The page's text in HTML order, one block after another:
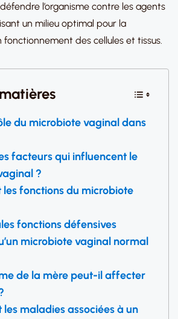
l’organisme contre les agents
un milieu optimal pour la
fonctionnement des cellules et tissus.
du microbiote vaginal dans
facteurs qui influencent le
?
les fonctions du microbiote
fonctions défensives
microbiote vaginal normal
de la mère peut-il affecter
les maladies associées à un